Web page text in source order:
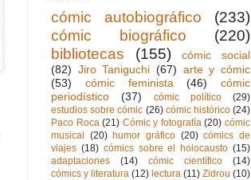
cómic autobiográfico
(233)
cómic biográfico
(220)
bibliotecas
(155)
cómic social
(82) Jiro Taniguchi (67) arte y cómic
(53)
cómic feminista (46)
cómic
periodístico
(37) cómic político
(29)
estudios sobre cómic (26) cómic histórico (24)
Paco Roca (21) Cómic y fotografía (20) cómic
musical
(20) humor gráfico (20) cómics de
viajes (18) cómics sobre el holocausto (15)
adaptaciones
(14) cómic científico
(14)
cómics y literatura (12) lectura (11) Zidrou (10)